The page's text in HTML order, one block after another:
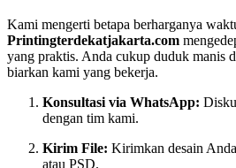
Kami mengerti betapa berharganya
Printingterdekatjakarta.com
yang praktis. Anda cukup duduk manis
biarkan kami yang bekerja.
Konsultasi via WhatsApp:
dengan tim kami.
Kirim File: Kirimkan desain
atau PSD.